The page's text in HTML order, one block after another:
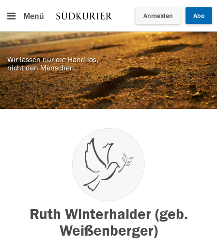
Menü Anmelden Abo
Wir lassen nur die Hand los,
nicht den Menschen.
Ruth Winterhalder (geb.
Weißenberger)